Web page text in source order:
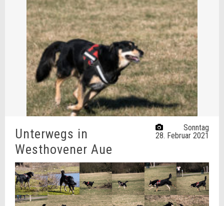
Sonntag
28. Februar 2021
Unterwegs in
Westhovener Aue